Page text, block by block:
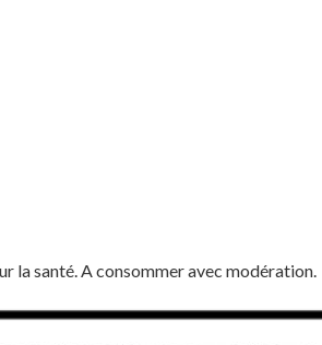
la santé. A consommer avec modération.